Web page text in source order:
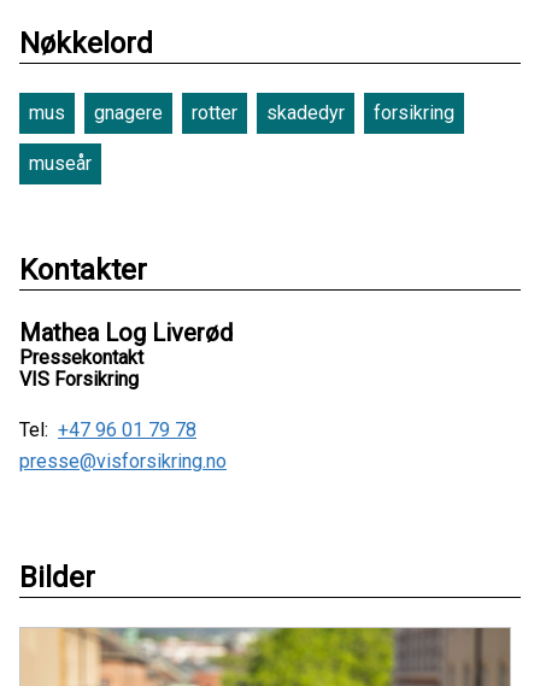
Nøkkelord
mus gnagere rotter skadedyr forsikring
museår
Kontakter
Mathea Log Liverød
Pressekontakt
VIS Forsikring
Tel: +47 96 01 79 78
presse@visforsikring.no
Bilder